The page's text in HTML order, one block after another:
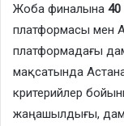
Жоба финалына 40
платформасы мен
платформадағы
мақсатында
критерийлер
жаңашылдығы,